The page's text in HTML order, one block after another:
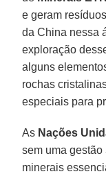
e geram
da China nessa
exploração
alguns
rochas
especiais para
As Nações
sem uma
minerais